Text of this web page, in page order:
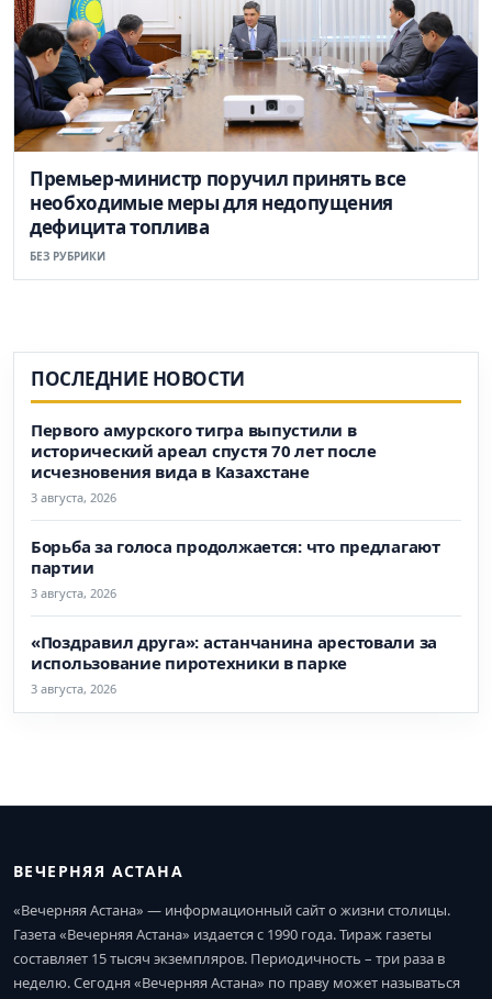
Премьер-министр поручил принять все
необходимые меры для недопущения
дефицита топлива
БЕЗ РУБРИКИ
ПОСЛЕДНИЕ НОВОСТИ
Первого амурского тигра выпустили в
исторический ареал спустя 70 лет после
исчезновения вида в Казахстане
3 августа, 2026
Борьба за голоса продолжается: что предлагают
партии
3 августа, 2026
«Поздравил друга»: астанчанина арестовали за
использование пиротехники в парке
3 августа, 2026
ВЕЧЕРНЯЯ АСТАНА
«Вечерняя Астана» — информационный сайт о жизни столицы.
Газета «Вечерняя Астана» издается с 1990 года. Тираж газеты
составляет 15 тысяч экземпляров. Периодичность – три раза в
неделю. Сегодня «Вечерняя Астана» по праву может называться